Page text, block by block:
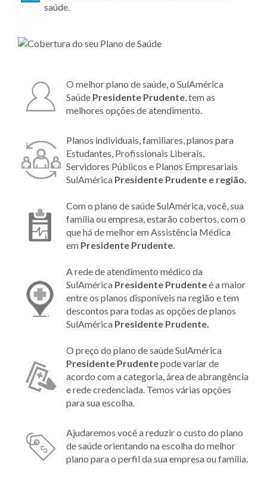
saúde.
O melhor plano de saúde, o SulAmérica
Saúde Presidente Prudente, tem as
melhores opções de atendimento.
Planos individuais, familiares, planos para
Estudantes, Profissionais Liberais,
Servidores Públicos e Planos Empresariais
SulAmérica Presidente Prudente e região.
Com o plano de saúde SulAmérica, você, sua
família ou empresa, estarão cobertos, com o
que há de melhor em Assistência Médica
em Presidente Prudente.
A rede de atendimento médico da
SulAmérica Presidente Prudenteé a maior
entre os planos disponíveis na região e tem
descontos para todas as opções de planos
SulAmérica Presidente Prudente.
O preço do plano de saúde SulAmérica
Presidente Prudentepode variar de
acordo com a categoria, área de abrangência
e rede credenciada. Temos várias opções
para sua escolha.
Ajudaremos você a reduzir o custo do plano
de saúde orientando na escolha do melhor
plano para o perfil da sua empresa ou família.